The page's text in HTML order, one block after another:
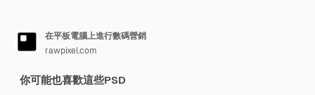
在平板電腦上進行數碼營銷
rawpixel.com
你可能也喜歡這些PSD